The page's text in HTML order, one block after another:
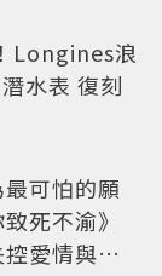
Longines浪
水表 復刻
可怕的願
死不渝》
控愛情與爆